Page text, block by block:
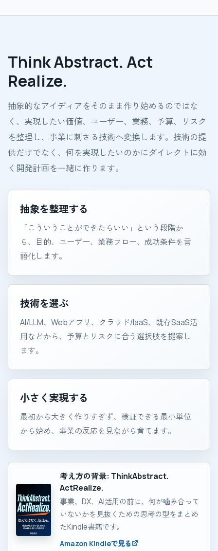
Think Abstract. Act
Realize.
抽象的なアイディアをそのまま作り始めるのではな
く、実現したい価値、ユーザー、業務、予算、リスク
を整理し、事業に刺さる技術へ変換します。技術の提
供だけでなく、何を実現したいのかにダイレクトに効
く開発計画を一緒に作ります。
抽象を整理する
「こういうことができたらいい」という段階か
ら、目的、ユーザー、業務フロー、成功条件を言
語化します。
技術を選ぶ
AI/LLM、Webアプリ、クラウド/IaaS、既存SaaS活
用などから、予算とリスクに合う選択肢を提案し
ます。
小さく実現する
最初から大きく作りすぎず、検証できる最小単位
から始め、事業の反応を見ながら育てます。
考え方の背景: ThinkAbstract.
ActRealize.
事業、DX、AI活用の前に、何が噛み合って
いないかを見抜くための思考の型をまとめ
たKindle書籍です。
Amazon Kindleで見る